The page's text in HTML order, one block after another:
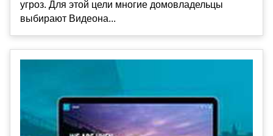
угроз. Для этой цели многие домовладельцы
выбирают Видеона...